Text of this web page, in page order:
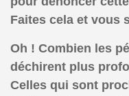
Faites cela et vous
Oh ! Combien les
déchirent plus
Celles qui sont